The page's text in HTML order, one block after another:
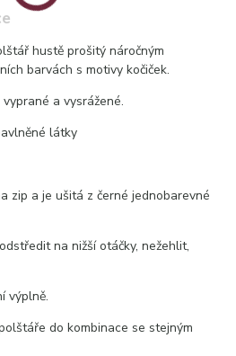
hustě prošitý náročným
barvách s motivy kočiček.
a vysrážené.
látky
zip a je ušitá z černé jednobarevné
na nižší otáčky, nežehlit,
výplně.
do kombinace se stejným